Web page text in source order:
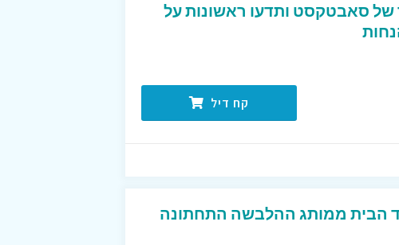
של סאבטקסט ותדעו ראשונות על
קח דיל
הבית ממותג ההלבשה התחתונה